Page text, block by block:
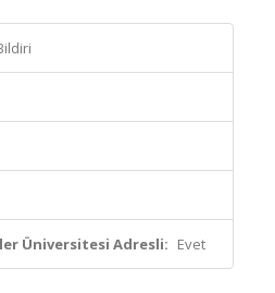
Üniversitesi Adresli: Evet